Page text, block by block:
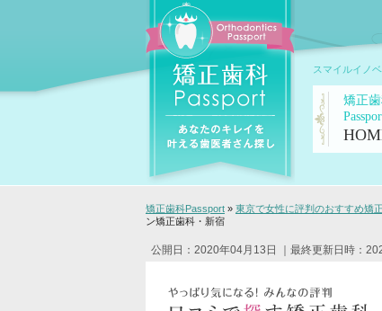
スマイルイノ
矯正
矯正歯科Passport » 東京で女性に評判のおすすめ矯
ン矯正歯科・新宿
公開日：2020年04月13日 ｜最終更新日時：